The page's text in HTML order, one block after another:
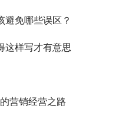
避免哪些误区？
这样写才有意思
营销经营之路